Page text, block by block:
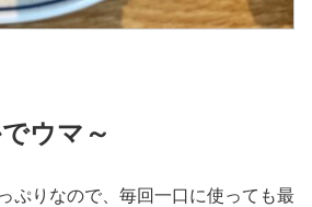
ウマ～
ぷりなので、毎回一口に使っても最